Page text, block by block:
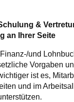
&
an Ihrer Seite
und
Vorgaben
ist es,
und im